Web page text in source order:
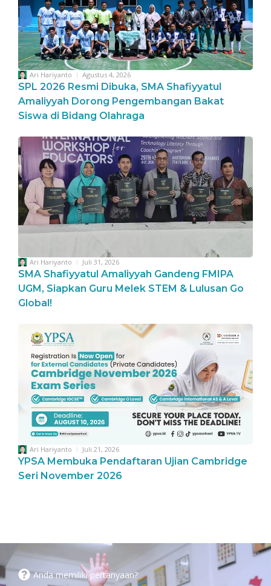
Ari Hariyanto Agustus 4, 2026
SPL 2026 Resmi Dibuka, SMA Shafiyyatul
Amaliyyah Dorong Pengembangan Bakat
Siswa di Bidang Olahraga
Ari Hariyanto Juli 31, 2026
SMA Shafiyyatul Amaliyyah Gandeng FMIPA
UGM, Siapkan Guru Melek STEM & Lulusan Go
Global!
Ari Hariyanto Juli 21, 2026
YPSA Membuka Pendaftaran Ujian Cambridge
Seri November 2026
Anda memiliki pertanyaan?